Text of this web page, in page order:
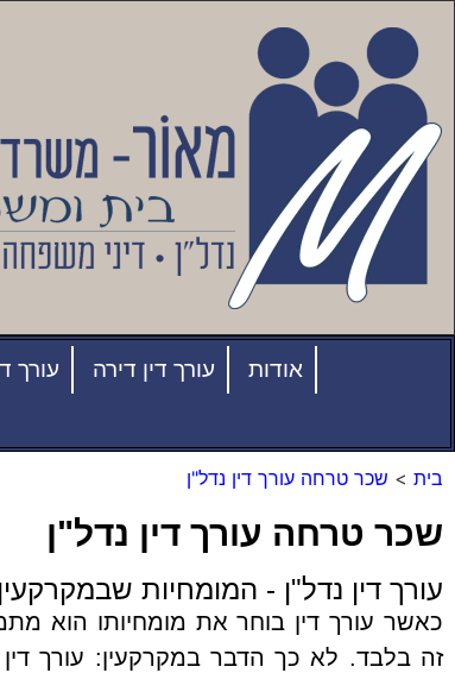
אודות עורך דין דירה עורך
בית > שכר טרחה עורך דין נדל"ן
שכר טרחה עורך דין נדל"ן ​
עורך דין נדל"ן - המומחיות שבמקרקעין ​
כאשר עורך דין בוחר את מומחיותו הוא
זה בלבד. לא כך הדבר במקרקעין: עורך